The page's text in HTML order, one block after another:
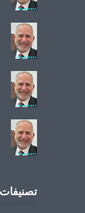
تصنيفات